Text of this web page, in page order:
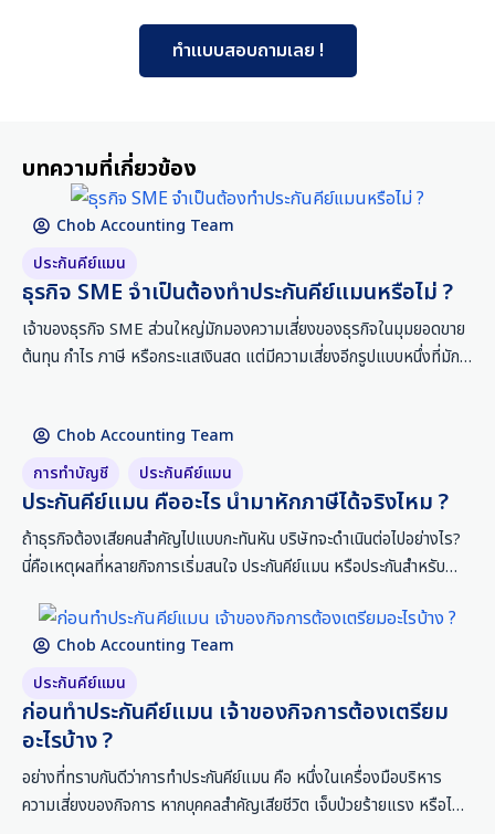
ทำแบบสอบถามเลย !
บทความที่เกี่ยวข้อง
Chob Accounting Team
ประกันคีย์แมน
ธุรกิจ SME จำเป็นต้องทำประกันคีย์แมนหรือไม่ ?
เจ้าของธุรกิจ SME ส่วนใหญ่มักมองความเสี่ยงของธุรกิจในมุมยอดขาย
ต้นทุน กำไร ภาษี หรือกระแสเงินสด แต่มีความเสี่ยงอีกรูปแบบหนึ่งที่มัก
ลูกค้าไว้วางใจเป็นพิเศษ ในความเป็นจริง ธุรกิจจำนวนไม่น้อยไม่ได้สะดุด
เพราะขาดทุนทันที แต่สะดุดเพราะคนสำคัญหายไปโดยที่ไม่มีแผนรองรับ
Chob Accounting Team
การทำบัญชี
ประกันคีย์แมน
ประกันคีย์แมน คืออะไร นำมาหักภาษีได้จริงไหม ?
ถ้าธุรกิจต้องเสียคนสำคัญไปแบบกะทันหัน บริษัทจะดำเนินต่อไปอย่างไร?
นี่คือเหตุผลที่หลายกิจการเริ่มสนใจ ประกันคีย์แมน หรือประกันสำหรับ
พนักงานหลักที่มีผลต่อรายได้โดยตรง อีกเหตุผลหนึ่งคือหลายบริษัทได้ยิน
มาว่า “เบี้ยประกันสามารถนำมาหักภาษีบริษัทได้” แต่ในทางปฏิบัติ เรื่องนี้
ไม่ใช่แค่ซื้อกรมธรรม์แล้วนำใบเสร็จไปลงเป็นค่าใช้จ่ายได้ทันที เพราะต้อง
ดูว่าเป็นการทำเพื่อประโยชน์ของกิจการจริงหรือไม่ และมีเอกสารชี้แจง
หรือเปล่า ในบทความนี้ ชอบการบัญชีจะพาคุณไปทำความเข้าใจว่าประกัน
คีย์แมนคืออะไร เบี้ยประกันนำมาเป็นค่าใช้จ่ายได้จริงหรือไม่ และต้องเตรี
ยมเอกสารอย่างไรให้ถูกต้อง
Chob Accounting Team
ประกันคีย์แมน
ก่อนทำประกันคีย์แมน เจ้าของกิจการต้องเตรียม
อะไรบ้าง ?
อย่างที่ทราบกันดีว่าการทำประกันคีย์แมน คือ หนึ่งในเครื่องมือบริหาร
ความเสี่ยงของกิจการ หากบุคคลสำคัญเสียชีวิต เจ็บป่วยร้ายแรง หรือไม่